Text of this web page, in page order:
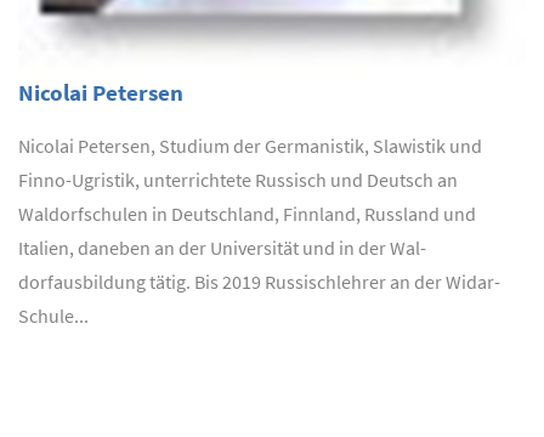
Nicolai Petersen
Nicolai Petersen, Studium der Germanistik, Slawistik und
Finno-Ugristik, unterrichtete Russisch und Deutsch an
Waldorfschulen in Deutschland, Finnland, Russland und
Italien, daneben an der Universität und in der Wal­
dorfausbildung tätig. Bis 2019 Russischlehrer an der Widar-
Schule...